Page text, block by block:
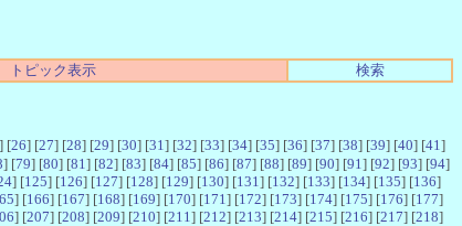
トピック表示 検索
] [26] [27] [28] [29] [30] [31 ] [32] [33] [34] [35] [36] [37] [38] [39] [40] [41 ]
] [79] [80] [81 ] [82] [83] [84] [85] [86] [87] [88] [89] [90] [91 ] [92] [93] [94]
] [125] [126] [127] [128] [129] [130] [131 ] [132] [133] [134] [135] [136]
] [166] [167] [168] [169] [170] [171 ] [172] [173] [174] [175] [176] [177]
] [207] [208] [209] [210] [211 ] [212] [213] [214] [215] [216] [217] [218]